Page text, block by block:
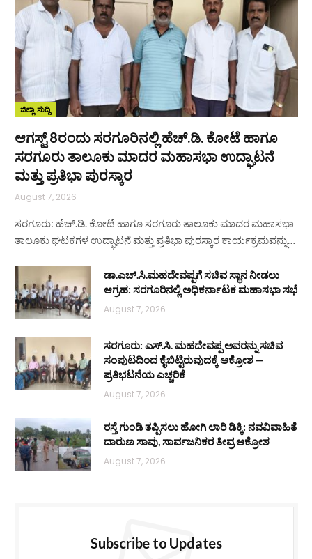
ಜಿಲ್ಲಾ ಸುದ್ದಿ
ಆಗಸ್ಟ್ 8ರಂದು ಸರಗೂರಿನಲ್ಲಿ ಹೆಚ್.ಡಿ. ಕೋಟೆ ಹಾಗೂ
ಸರಗೂರು ತಾಲೂಕು ಮಾದರ ಮಹಾಸಭಾ ಉದ್ಘಾಟನೆ
ಮತ್ತು ಪ್ರತಿಭಾ ಪುರಸ್ಕಾರ
August 7, 2026
ಸರಗೂರು: ಹೆಚ್.ಡಿ. ಕೋಟೆ ಹಾಗೂ ಸರಗೂರು ತಾಲೂಕು ಮಾದರ ಮಹಾಸಭಾ
ತಾಲೂಕು ಘಟಕಗಳ ಉದ್ಘಾಟನೆ ಮತ್ತು ಪ್ರತಿಭಾ ಪುರಸ್ಕಾರ ಕಾರ್ಯಕ್ರಮವನ್ನು…
ಡಾ.ಎಚ್.ಸಿ.ಮಹದೇವಪ್ಪಗೆ ಸಚಿವ ಸ್ಥಾನ ನೀಡಲು
ಆಗ್ರಹ: ಸರಗೂರಿನಲ್ಲಿ ಅಧಿಕರ್ನಾಟಕ ಮಹಾಸಭಾ ಸಭೆ
August 7, 2026
ಸರಗೂರು: ಎಸ್.ಸಿ. ಮಹದೇವಪ್ಪ ಅವರನ್ನು ಸಚಿವ
ಸಂಪುಟದಿಂದ ಕೈಬಿಟ್ಟಿರುವುದಕ್ಕೆ ಆಕ್ರೋಶ —
ಪ್ರತಿಭಟನೆಯ ಎಚ್ಚರಿಕೆ
August 7, 2026
ರಸ್ತೆ ಗುಂಡಿ ತಪ್ಪಿಸಲು ಹೋಗಿ ಲಾರಿ ಡಿಕ್ಕಿ: ನವವಿವಾಹಿತೆ
ದಾರುಣ ಸಾವು, ಸಾರ್ವಜನಿಕರ ತೀವ್ರ ಆಕ್ರೋಶ
August 7, 2026
Subscribe to Updates